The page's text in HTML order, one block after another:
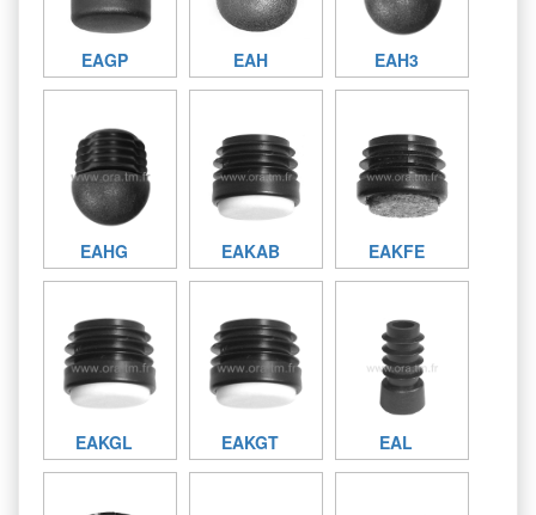
EAGP EAH EAH3
EAHG EAKAB EAKFE
EAKGL EAKGT EAL